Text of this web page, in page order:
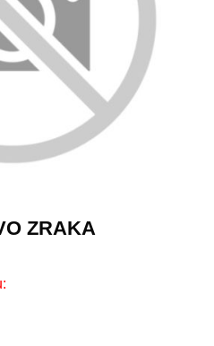
ZRAKA